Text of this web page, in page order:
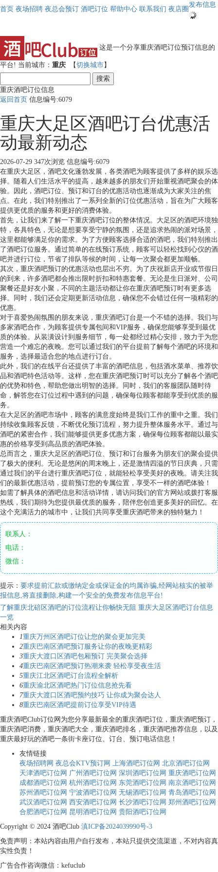
首页 夜场招聘 夜总会预订 酒吧订位 帮助中心 联系我们 夜店圈
发布信息
这是一个分享重庆酒吧订位预订信息的
平台! 当前城市： 重庆 【切换城市】
搜索
重庆酒吧订位信息
返回首页 信息编号:6079
重庆大足区酒吧订台优惠活
动最新动态
2026-07-29 347次浏览 信息编号:6079
在重庆大足区，酒吧文化蓬勃发展，各类酒吧为顾客提供了多样的娱乐选
择。随着人们生活水平的提高，越来越多的朋友们开始重视酒吧聚会的体
验。因此，酒吧订位、预订和订台的优惠活动也逐渐成为大家关注的焦
点。在此，我们特别推出了一系列全新的订位优惠活动，旨在为广大顾客
提供更优质的服务和更好的消费体验。
首先，让我们来了解一下重庆酒吧订位的整体情况。大足区的酒吧环境独
特，各具特色，无论是想要享受宁静的氛围，还是追求热闹的派对场景，
这里都能够满足你的需求。为了方便顾客选择合适的酒吧，我们特别推出
了酒吧订位服务。通过简单的在线预订系统，顾客可以轻松找到心仪的酒
吧并进行订位，节省了排队等候的时间，让每一次聚会都更加顺畅。
其次，重庆酒吧预订的优惠活动也层出不穷。为了庆祝新店开业或节假日
的到来，许多酒吧都会推出限时折扣和特惠套餐。无论是生日派对、公司
聚餐还是好友小聚，不同的主题活动都让你在重庆酒吧预订时有更多选
择。同时，我们还会定期更新活动信息，确保您不会错过任何一项精彩的
优惠。
对于喜爱热闹氛围的朋友来说，重庆酒吧订台是一个不错的选择。我们与
多家酒吧合作，为顾客提供专属包间和VIP服务，确保您能够享受到最优
质的体验。从装潢设计到服务细节，每一处都经过精心安排，致力于为您
营造一个难忘的夜晚。您可以通过我们的平台提前了解每个酒吧的环境和
服务，选择最适合您的地点进行订台。
此外，我们的在线平台还提供了丰富的酒吧信息，包括酒水菜单、推荐饮
品和酒吧特色活动等。这样，您在重庆酒吧预订时可以充分了解各个酒吧
的优势和特色，帮助您做出明智的选择。同时，我们的客服团队随时待
命，解答您在订位过程中遇到的问题，确保每位顾客都能享受到优质的服
务。
在大足区的酒吧市场中，顾客的满意度始终是我们工作的重中之重。我们
持续收集顾客反馈，不断优化预订流程，努力提升整体服务水平。通过与
酒吧的紧密合作，我们能够提供更多优惠方案，确保每位顾客都能以最实
惠的价格享受到高品质的酒吧体验。
总而言之，重庆大足区的酒吧订位、预订和订台服务为朋友们的聚会提供
了极大的便利。无论是悠闲的周末晚上，还是激情四溢的节日庆典，只需
通过我们的平台进行重庆酒吧订位，就能轻松享受美好的夜晚。请关注我
们的最新优惠活动，提前预订您的专属位置，享受不一样的酒吧体验！
如需了解具体的酒吧信息和活动详情，请访问我们的官方网站或拨打客服
热线，我们期待为您提供最优质的服务，陪伴您创造更多美好的回忆。在
这个充满活力的城市中，让我们共同享受重庆酒吧带来的独特魅力！
联系人：
电话：
微信：
提示： 要求提前汇款或缴纳定金或保证金的均属诈骗,经网站核实的被举
报信息,将直接删除,构建一个安全的免费发布信息平台!
了解重庆北碚区酒吧的订位流程让你畅快无阻 重庆大足区酒吧订台信息
一览
相关内容
1重庆万州区酒吧订位让您的聚会更加完美
2重庆巴南区酒吧预订服务让你的夜晚更精彩
3重庆大渡口区酒吧包厢预订 完美聚会选择
4重庆巴南区酒吧预订热潮来袭 轻松享受夜生活
5重庆江北区酒吧订台流程全解析
6重庆渝北区酒吧热门订位信息抢先看
7重庆大渡口区酒吧预约技巧 让你成为聚会达人
8重庆巴南区酒吧提前订位享受VIP待遇
重庆酒吧Club订位网为您分享最新最全的重庆酒吧订位，重庆酒吧预订，
重庆酒吧消费，重庆酒吧大全，重庆酒吧排名，重庆酒吧推荐信息，以及
重庆最好玩的酒吧一条街卡座订位、订台、预订电话信息！
友情链接
夜场招聘网 夜总会KTV预订网 上海酒吧订位网 北京酒吧订位网
天津酒吧订位网 广州酒吧订位网 深圳酒吧订位网 重庆酒吧订位网
成都酒吧订位网 杭州酒吧订位网 东莞酒吧订位网 南京酒吧订位网
苏州酒吧订位网 宁波酒吧订位网 无锡酒吧订位网 青岛酒吧订位网
武汉酒吧订位网 西安酒吧订位网 长沙酒吧订位网 郑州酒吧订位网
合肥酒吧订位网 昆明酒吧订位网 贵阳酒吧订位网
Copyright © 2024 酒吧Club 滇ICP备2024039990号-3
免责声明：本站内容由用户自行发布，本站只提供交流渠道，不对内容真
实性负责！
广告合作咨询微信：kefuclub